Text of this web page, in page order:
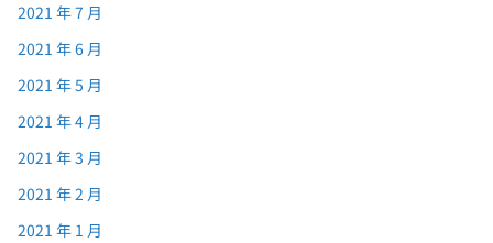
2021 年 7 月
2021 年 6 月
2021 年 5 月
2021 年 4 月
2021 年 3 月
2021 年 2 月
2021 年 1 月